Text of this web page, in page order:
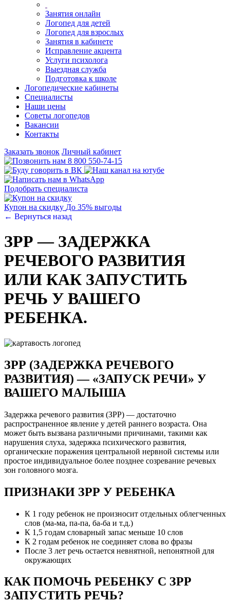
Занятия онлайн
Логопед для детей
Логопед для взрослых
Занятия в кабинете
Исправление акцента
Услуги психолога
Выездная служба
Подготовка к школе
Логопедические кабинеты
Специалисты
Наши цены
Советы логопедов
Вакансии
Контакты
Заказать звонок Личный кабинет
8 800 550-74-15
Подобрать специалиста
Купон на скидку До 35% выгоды
← Вернуться назад
ЗРР — ЗАДЕРЖКА
РЕЧЕВОГО РАЗВИТИЯ
ИЛИ КАК ЗАПУСТИТЬ
РЕЧЬ У ВАШЕГО
РЕБЕНКА.
ЗРР (ЗАДЕРЖКА РЕЧЕВОГО
РАЗВИТИЯ) — «ЗАПУСК РЕЧИ» У
ВАШЕГО МАЛЫША
Задержка речевого развития (ЗРР) — достаточно
распространенное явление у детей раннего возраста. Она
может быть вызвана различными причинами, такими как
нарушения слуха, задержка психического развития,
органические поражения центральной нервной системы или
простое индивидуальное более позднее созревание речевых
зон головного мозга.
ПРИЗНАКИ ЗРР У РЕБЕНКА
К 1 году ребенок не произносит отдельных облегченных
слов (ма-ма, па-па, ба-ба и т.д.)
К 1,5 годам словарный запас меньше 10 слов
К 2 годам ребенок не соединяет слова во фразы
После 3 лет речь остается невнятной, непонятной для
окружающих
КАК ПОМОЧЬ РЕБЕНКУ С ЗРР
ЗАПУСТИТЬ РЕЧЬ?